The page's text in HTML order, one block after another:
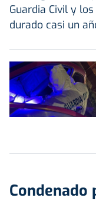
Guardia Civil y
durado casi un